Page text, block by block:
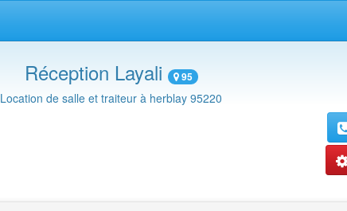
Réception Layali 95
Location de salle et traiteur à herblay 95220